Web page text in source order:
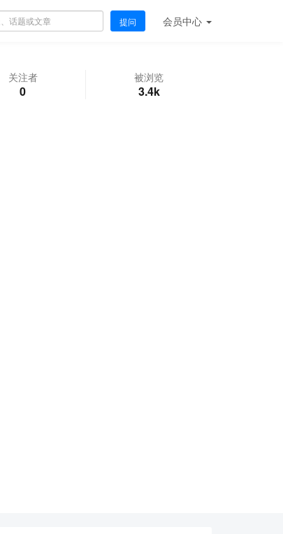
提问 会员中心
关注者
0
被浏览
3.4k